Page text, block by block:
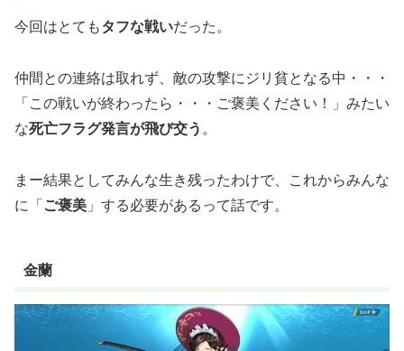
今回はとてもタフな戦いだった。
仲間との連絡は取れず、敵の攻撃にジリ貧となる中・・・
「この戦いが終わったら・・・ご褒美ください！」みたい
な死亡フラグ発言が飛び交う。
まー結果としてみんな生き残ったわけで、これからみんな
に「ご褒美 」する必要があるって話です。
金蘭